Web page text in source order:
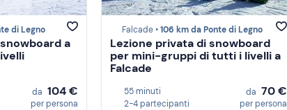
di Legno
a
da 104 €
per persona
Falcade •106 km da Ponte di Legno
Lezione privata di snowboard
per mini-gruppi di tutti i livelli a
Falcade
55 minuti
2-4 partecipanti
da 70 €
per persona